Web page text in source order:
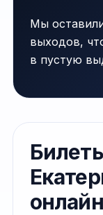
Мы
выходов,
в пустую
онлайн